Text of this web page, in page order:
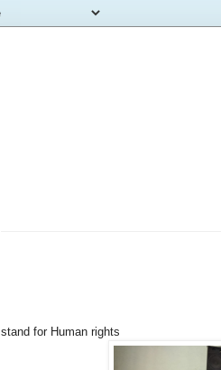
stand for Human rights